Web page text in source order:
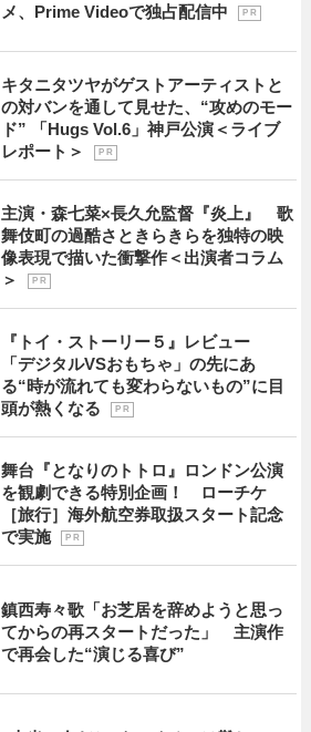
メ、Prime Videoで独占配信中
P R
キタニタツヤがゲストアーティストと
の対バンを通して見せた、“攻めのモー
ド” 「Hugs Vol.6」神戸公演＜ライブ
レポート＞
P R
主演・森七菜×長久允監督『炎上』 歌
舞伎町の過酷さときらきらを独特の映
像表現で描いた衝撃作＜出演者コラム
＞
P R
『トイ・ストーリー５』レビュー
「デジタルVSおもちゃ」の先にあ
る“時が流れても変わらないもの”に目
頭が熱くなる
P R
舞台『となりのトトロ』ロンドン公演
を観劇できる特別企画！ ローチケ
［旅行］海外航空券取扱スタート記念
で実施
P R
鎮西寿々歌「お芝居を辞めようと思っ
てからの再スタートだった」 主演作
で再会した“演じる喜び”